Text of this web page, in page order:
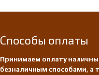
Способы оплаты
Принимаем оплату
безналичным способами, а